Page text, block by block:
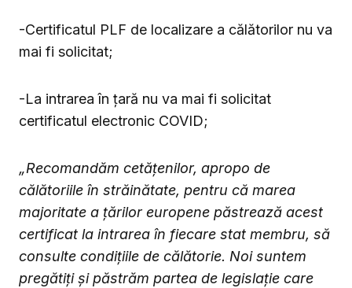
-Certificatul PLF de localizare a călătorilor nu va
mai fi solicitat;
-La intrarea în țară nu va mai fi solicitat
certificatul electronic COVID;
„Recomandăm cetățenilor, apropo de
călătoriile în străinătate, pentru că marea
majoritate a țărilor europene păstrează acest
certificat la intrarea în fiecare stat membru, să
consulte condițiile de călătorie. Noi suntem
pregătiți și păstrăm partea de legislație care